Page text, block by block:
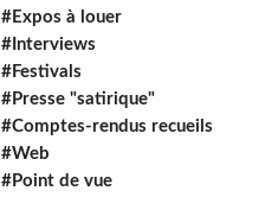
#Expos à louer
#Interviews
#Festivals
#Presse "satirique"
#Comptes-rendus recueils
#Web
#Point de vue